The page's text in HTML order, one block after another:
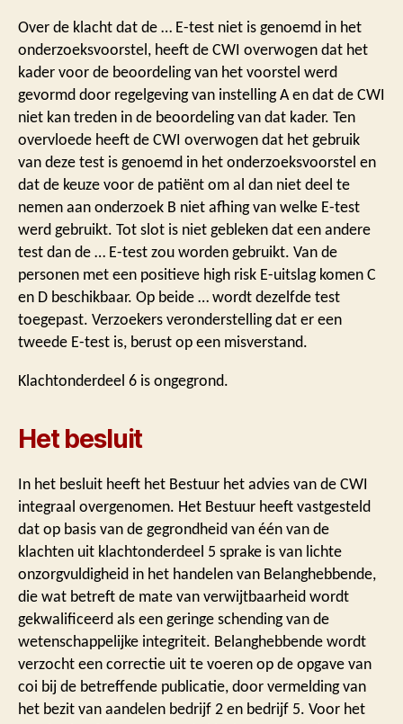
Over de klacht dat de … E-test niet is genoemd in het
onderzoeksvoorstel, heeft de CWI overwogen dat het
kader voor de beoordeling van het voorstel werd
gevormd door regelgeving van instelling A en dat de CWI
niet kan treden in de beoordeling van dat kader. Ten
overvloede heeft de CWI overwogen dat het gebruik
van deze test is genoemd in het onderzoeksvoorstel en
dat de keuze voor de patiënt om al dan niet deel te
nemen aan onderzoek B niet afhing van welke E-test
werd gebruikt. Tot slot is niet gebleken dat een andere
test dan de … E-test zou worden gebruikt. Van de
personen met een positieve high risk E-uitslag komen C
en D beschikbaar. Op beide … wordt dezelfde test
toegepast. Verzoekers veronderstelling dat er een
tweede E-test is, berust op een misverstand.
Klachtonderdeel 6 is ongegrond.
Het besluit
In het besluit heeft het Bestuur het advies van de CWI
integraal overgenomen. Het Bestuur heeft vastgesteld
dat op basis van de gegrondheid van één van de
klachten uit klachtonderdeel 5 sprake is van lichte
onzorgvuldigheid in het handelen van Belanghebbende,
die wat betreft de mate van verwijtbaarheid wordt
gekwalificeerd als een geringe schending van de
wetenschappelijke integriteit. Belanghebbende wordt
verzocht een correctie uit te voeren op de opgave van
coi bij de betreffende publicatie, door vermelding van
het bezit van aandelen bedrijf 2 en bedrijf 5. Voor het